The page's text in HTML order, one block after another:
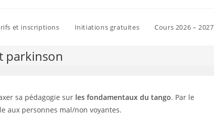
et inscriptions Initiations gratuites Cours 2026 – 2027
parkinson
sa pédagogie sur les fondamentaux du tango. Par le
aux personnes mal/non voyantes.